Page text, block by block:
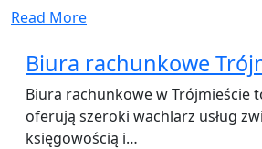
Read More
Biura rachunkowe
Biura rachunkowe w Trójmieście
oferują szeroki wachlarz usług
księgowością i…